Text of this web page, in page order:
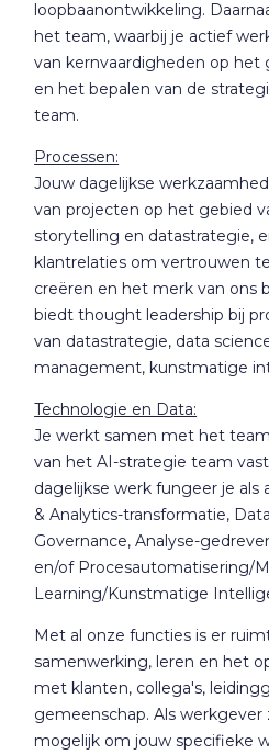
loopbaanontwikkeling.
het team, waarbij je actief
van kernvaardigheden op het
en het bepalen van de
team.
Processen:
Jouw dagelijkse
van projecten op het gebied
storytelling en datastrategie,
klantrelaties om vertrouwen
creëren en het merk van ons
biedt thought leadership bij
van datastrategie, data
management, kunstmatige
Technologie en Data:
Je werkt samen met het
van het AI-strategie team
dagelijkse werk fungeer je als
& Analytics-transformatie,
Governance, Analyse-
en/of Procesautomatisering/
Learning/Kunstmatige
Met al onze functies is er
samenwerking, leren en het
met klanten, collega's,
gemeenschap. Als werkgever
mogelijk om jouw specifieke